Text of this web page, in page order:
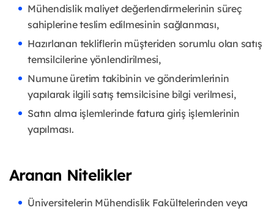
Mühendislik maliyet değerlendirmelerinin süreç
sahiplerine teslim edilmesinin sağlanması,
Hazırlanan tekliflerin müşteriden sorumlu olan satış
temsilcilerine yönlendirilmesi,
Numune üretim takibinin ve gönderimlerinin
yapılarak ilgili satış temsilcisine bilgi verilmesi,
Satın alma işlemlerinde fatura giriş işlemlerinin
yapılması.
Aranan Nitelikler
Üniversitelerin Mühendislik Fakültelerinden veya